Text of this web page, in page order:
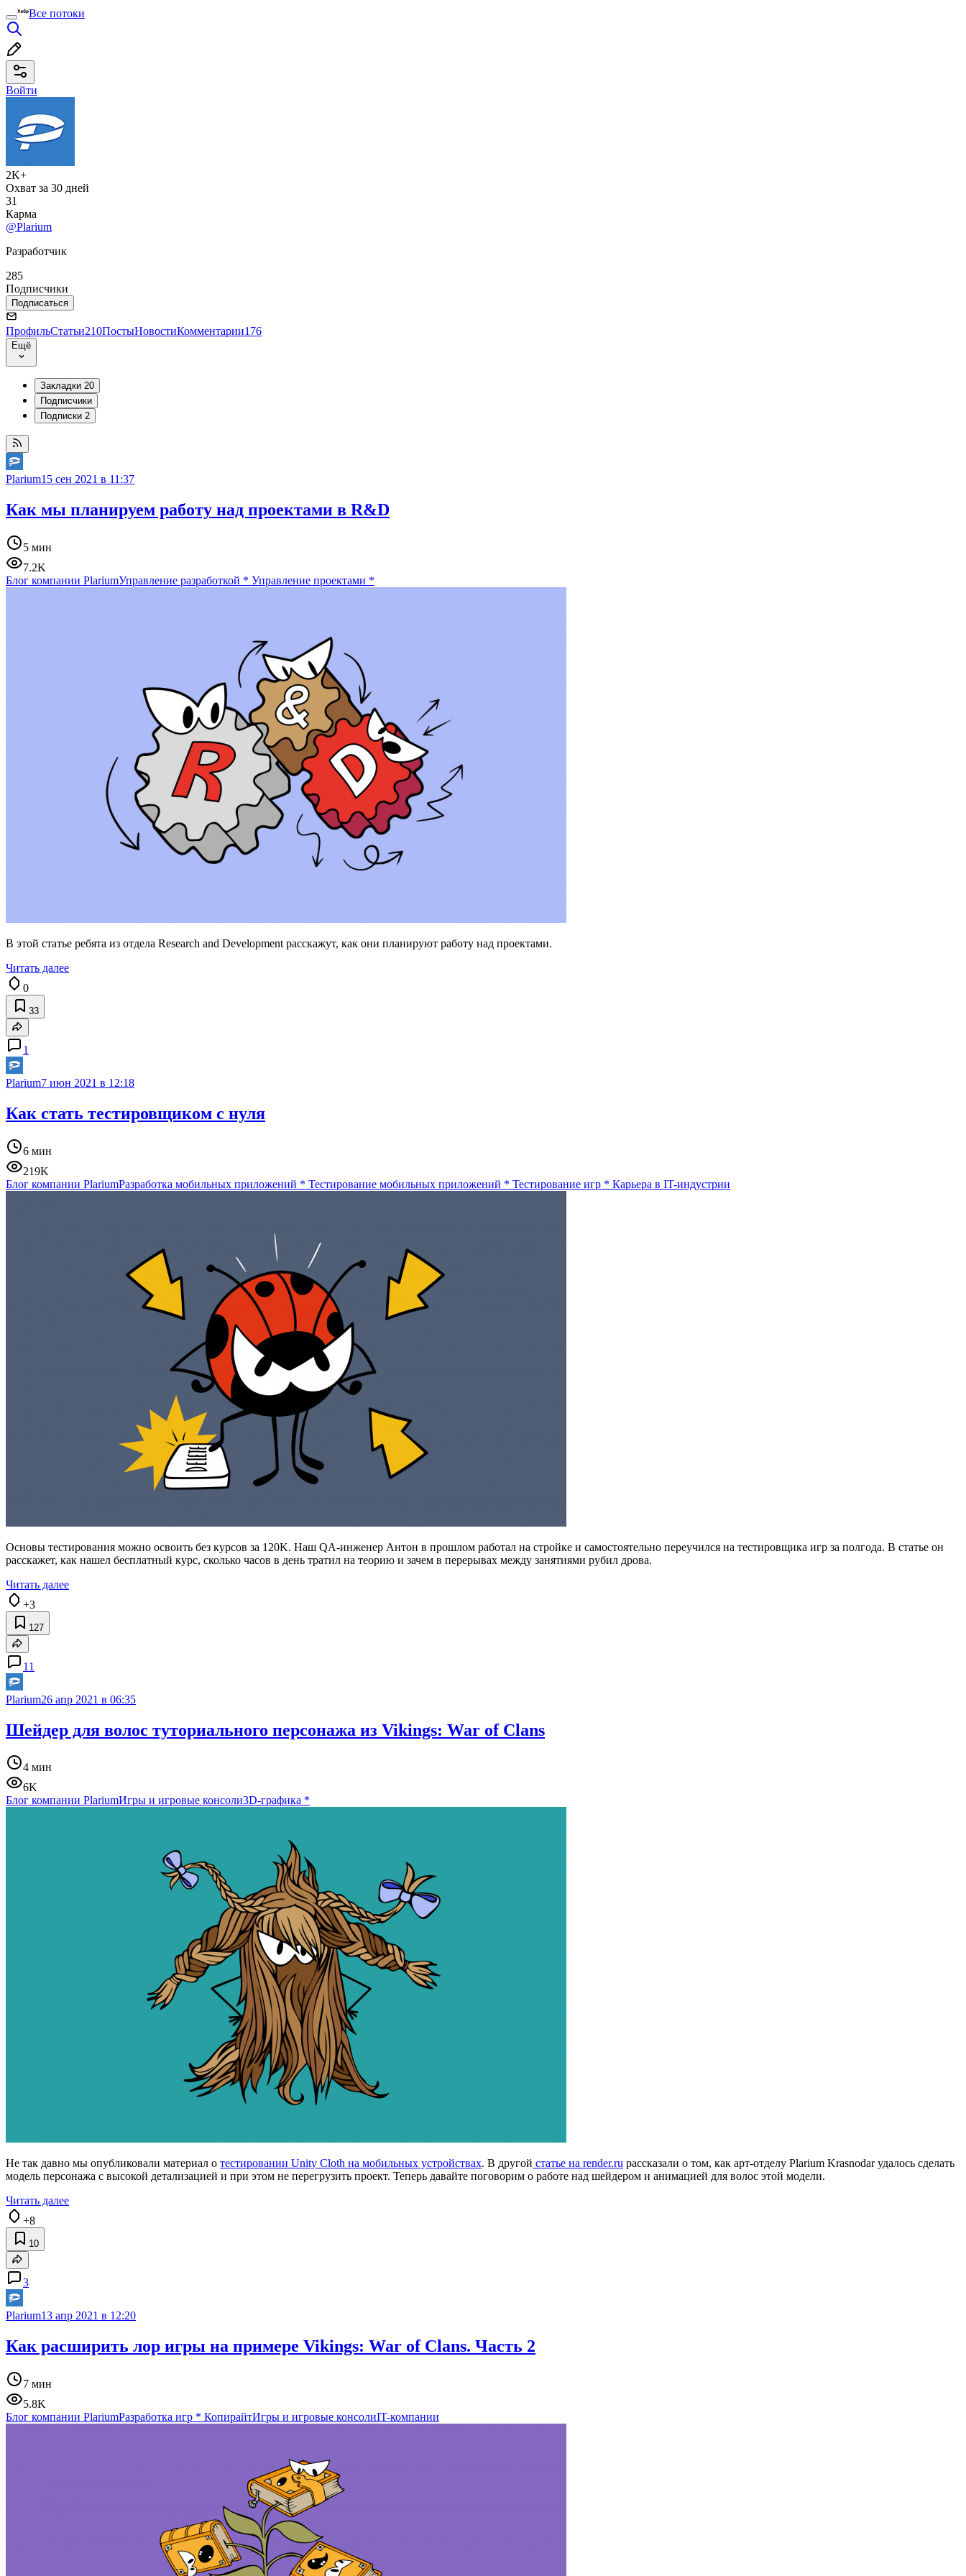
Все потоки
Войти
2K+
Охват за 30 дней
31
Карма
@Plarium
Разработчик
285
Подписчики
Подписаться
ПрофильСтатьи210ПостыНовостиКомментарии176
Ещё
Закладки 20
Подписчики
Подписки 2
Plarium15 сен 2021 в 11:37
Как мы планируем работу над проектами в R&D
5 мин
7.2K
Блог компании PlariumУправление разработкой * Управление проектами *
В этой статье ребята из отдела Research and Development расскажут, как они планируют работу над проектами.
Читать далее
0
33
1
Plarium7 июн 2021 в 12:18
Как стать тестировщиком с нуля
6 мин
219K
Блог компании PlariumРазработка мобильных приложений * Тестирование мобильных приложений * Тестирование игр * Карьера в IT-индустрии
Основы тестирования можно освоить без курсов за 120K. Наш QA-инженер Антон в прошлом работал на стройке и самостоятельно переучился на тестировщика игр за полгода. В статье он
расскажет, как нашел бесплатный курс, сколько часов в день тратил на теорию и зачем в перерывах между занятиями рубил дрова.
Читать далее
+3
127
11
Plarium26 апр 2021 в 06:35
Шейдер для волос туториального персонажа из Vikings: War of Clans
4 мин
6K
Блог компании PlariumИгры и игровые консоли3D-графика *
Не так давно мы опубликовали материал о тестировании Unity Cloth на мобильных устройствах. В другой статье на render.ru рассказали о том, как арт-отделу Plarium Krasnodar удалось сделать
модель персонажа с высокой детализацией и при этом не перегрузить проект. Теперь давайте поговорим о работе над шейдером и анимацией для волос этой модели.
Читать далее
+8
10
3
Plarium13 апр 2021 в 12:20
Как расширить лор игры на примере Vikings: War of Clans. Часть 2
7 мин
5.8K
Блог компании PlariumРазработка игр * КопирайтИгры и игровые консолиIT-компании